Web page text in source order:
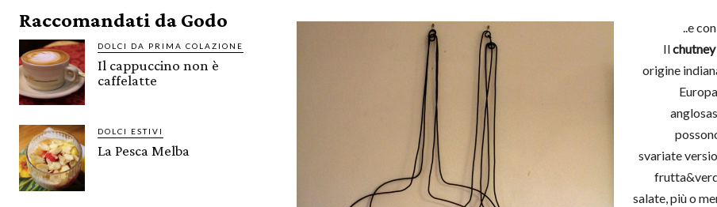
Raccomandati da Godo
DOLCI DA PRIMA COLAZIONE
Il cappuccino non è
caffelatte
DOLCI ESTIVI
La Pesca Melba
..e
Il
origine
svariate
salate, più o